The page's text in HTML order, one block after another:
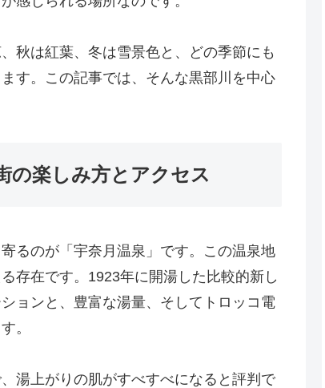
秋は紅葉、冬は雪景色と、どの季節にも
す。この記事では、そんな黒部川を中心
楽しみ方とアクセス
るのが「宇奈月温泉」です。この温泉地
存在です。1923年に開湯した比較的新し
ョンと、豊富な湯量、そしてトロッコ電
。
湯上がりの肌がすべすべになると評判で